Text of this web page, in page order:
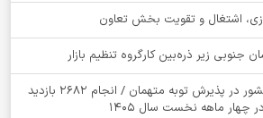
اشتغال و تقویت بخش تعاون
جنوبی زیر ذره‌بین کارگروه تنظیم بازار
خراسان جنوبی رتبه اول کشور در پذیرش توبه متهمان / انجام ۲۶۸۲ بازدید
چهار ماهه نخست سال 1405